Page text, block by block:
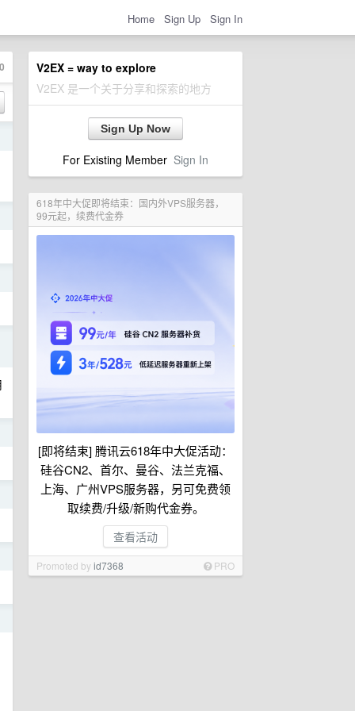
Home Sign Up Sign In
V2EX = way to explore
V2EX 是一个关于分享和探索的地方
Sign Up Now
For Existing Member Sign In
618年中大促即将结束：国内外VPS服务器，
99元起，续费代金券
[即将结束] 腾讯云618年中大促活动：
硅谷CN2、首尔、曼谷、法兰克福、
上海、广州VPS服务器，另可免费领
取续费/升级/新购代金券。
查看活动
Promoted byid7368 PRO